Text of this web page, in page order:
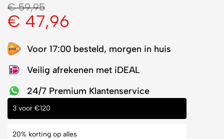
€59,95
€ 47,96
Voor 17:00 besteld, morgen in huis
Veilig afrekenen met iDEAL
24/7 Premium Klantenservice
3 voor €120
20% korting op alles